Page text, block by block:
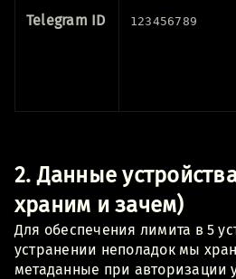
Telegram ID 123456789
2. Данные
храним и зачем)
Для обеспечения лимита в 5
устранении неполадок мы
метаданные при авторизации